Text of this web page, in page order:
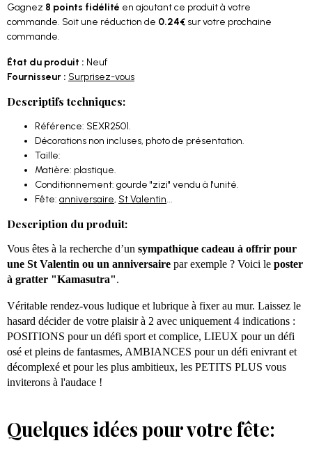
Gagnez 8 points fidélité en ajoutant ce produit à votre
commande. Soit une réduction de 0.24€ sur votre prochaine
commande.
État du produit : Neuf
Fournisseur : Surprisez-vous
Descriptifs techniques:
Référence: SEXR2501.
Décorations non incluses, photo de présentation.
Taille:
Matière: plastique.
Conditionnement: gourde "zizi" vendu à l'unité.
Fête: anniversaire, St Valentin...
Description du produit:
Vous êtes à la recherche d’un sympathique cadeau à offrir pour
une St Valentin ou un anniversaire par exemple ? Voici le poster
à gratter "Kamasutra".
Véritable rendez-vous ludique et lubrique à fixer au mur. Laissez le
hasard décider de votre plaisir à 2 avec uniquement 4 indications :
POSITIONS pour un défi sport et complice, LIEUX pour un défi
osé et pleins de fantasmes, AMBIANCES pour un défi enivrant et
décomplexé et pour les plus ambitieux, les PETITS PLUS vous
inviterons à l'audace !
Quelques idées pour votre fête: